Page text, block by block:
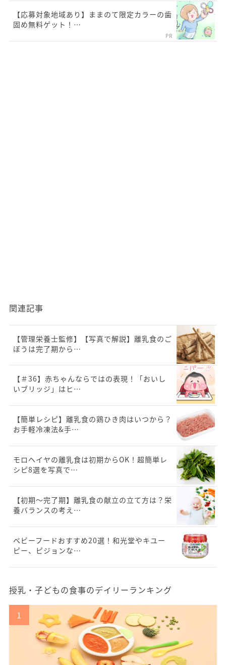
【応募対象地域あり】ままのて限定カラーの歯
固め無料ゲット！…
PR
関連記事
【管理栄養士監修】【写真で解説】離乳食のご
ぼうは完了期から…
【＃36】赤ちゃんならではの表現！「おいし
いブリッジ」はヒ…
【簡単レシピ】離乳食の鶏ひき肉はいつから？
お手軽冷凍法&手…
モロヘイヤの離乳食は初期からOK！超簡単レ
シピ8選を写真で…
【初期〜完了期】離乳食の献立の立て方は？栄
養バランスの考え…
ベビーフードおすすめ20選！和光堂やキユー
ピー、ピジョンな…
授乳・子どもの食事のデイリーランキング